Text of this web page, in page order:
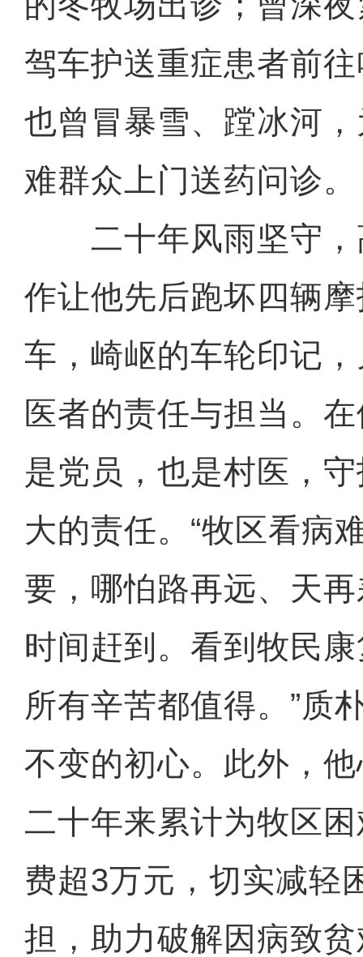
驾车护送重症患者前
也曾冒暴雪、蹚冰河
难群众上门送药问诊。
二十年风雨坚守，
作让他先后跑坏四辆
车，崎岖的车轮印记
医者的责任与担当。
是党员，也是村医，
大的责任。“牧区看病
要，哪怕路再远、天
时间赶到。看到牧民
所有辛苦都值得。”质
不变的初心。此外，
二十年来累计为牧区
费超3万元，切实减轻
担，助力破解因病致